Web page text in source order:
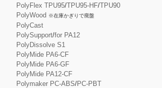
PolyFlex TPU95/TPU95-HF/TPU90
PolyWood ※在庫かぎりで廃盤
PolyCast
PolySupport/for PA12
PolyDissolve S1
PolyMide PA6-CF
PolyMide PA6-GF
PolyMide PA12-CF
Polymaker PC-ABS/PC-PBT